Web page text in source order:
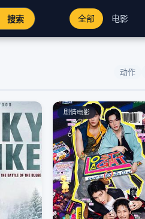
搜索 全部 电影
动作
剧情电影